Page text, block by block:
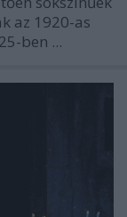
az 1920-as
ben ...